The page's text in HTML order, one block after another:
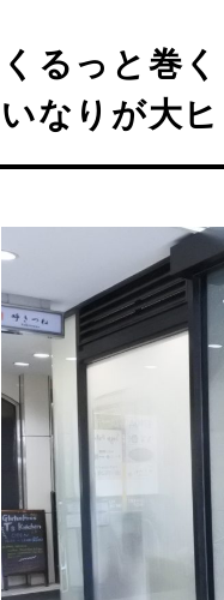
くるっと巻
いなりが大ヒ